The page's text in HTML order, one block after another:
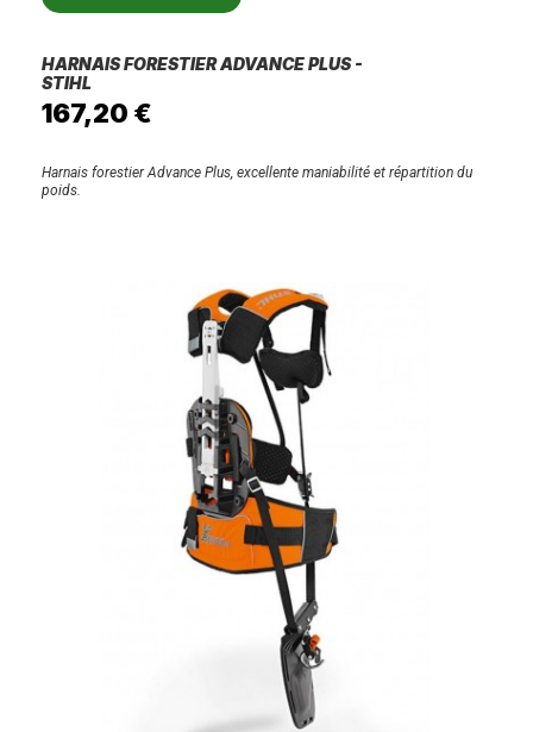
HARNAIS FORESTIER ADVANCE PLUS -
STIHL
167,20 €
Harnais forestier Advance Plus, excellente maniabilité et répartition du
poids.